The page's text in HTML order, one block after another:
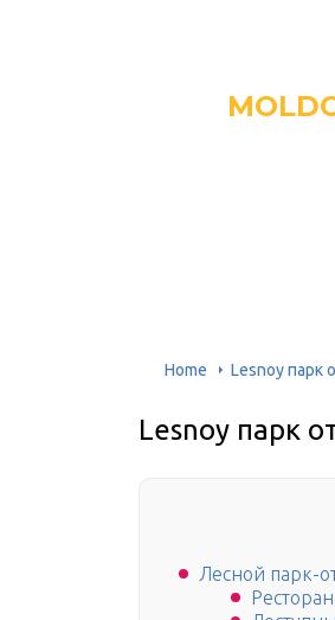
Home Lesnoy парк
Lesnoy парк
Лесной парк-